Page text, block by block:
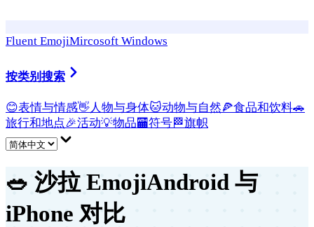
Fluent EmojiMircosoft Windows
按类别搜索
😊表情与情感👋 人物与身体🐱动物与自然🍕食品和饮料🚗
旅行和地点🎉活动💡物品🏧符号🏁旗帜
🥗 沙拉 EmojiAndroid 与
iPhone 对比